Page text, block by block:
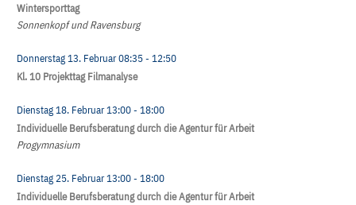
Wintersporttag
Sonnenkopf und Ravensburg
Donnerstag 13. Februar08:35- 12:50
Kl. 10 Projekttag Filmanalyse
Dienstag 18. Februar13:00- 18:00
Individuelle Berufsberatung durch die Agentur für Arbeit
Progymnasium
Dienstag 25. Februar13:00- 18:00
Individuelle Berufsberatung durch die Agentur für Arbeit